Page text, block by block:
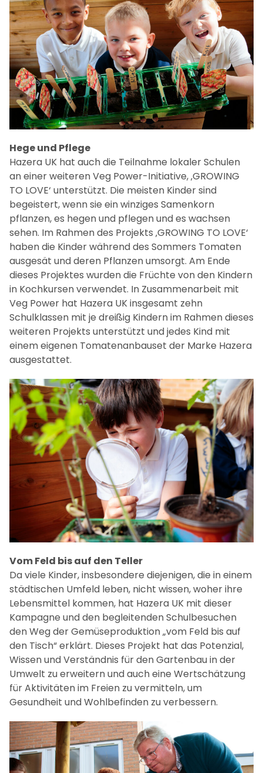
Hege und Pflege
Hazera UK hat auch die Teilnahme lokaler Schulen
an einer weiteren Veg Power-Initiative, ‚GROWING
TO LOVE‘ unterstützt. Die meisten Kinder sind
begeistert, wenn sie ein winziges Samenkorn
pflanzen, es hegen und pflegen und es wachsen
sehen. Im Rahmen des Projekts ‚GROWING TO LOVE‘
haben die Kinder während des Sommers Tomaten
ausgesät und deren Pflanzen umsorgt. Am Ende
dieses Projektes wurden die Früchte von den Kindern
in Kochkursen verwendet. In Zusammenarbeit mit
Veg Power hat Hazera UK insgesamt zehn
Schulklassen mit je dreißig Kindern im Rahmen dieses
weiteren Projekts unterstützt und jedes Kind mit
einem eigenen Tomatenanbauset der Marke Hazera
ausgestattet.
Vom Feld bis auf den Teller
Da viele Kinder, insbesondere diejenigen, die in einem
städtischen Umfeld leben, nicht wissen, woher ihre
Lebensmittel kommen, hat Hazera UK mit dieser
Kampagne und den begleitenden Schulbesuchen
den Weg der Gemüseproduktion „vom Feld bis auf
den Tisch“ erklärt. Dieses Projekt hat das Potenzial,
Wissen und Verständnis für den Gartenbau in der
Umwelt zu erweitern und auch eine Wertschätzung
für Aktivitäten im Freien zu vermitteln, um
Gesundheit und Wohlbefinden zu verbessern.